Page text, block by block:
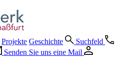
Projekte Geschichte
Suchfeld
Senden Sie uns eine Mail